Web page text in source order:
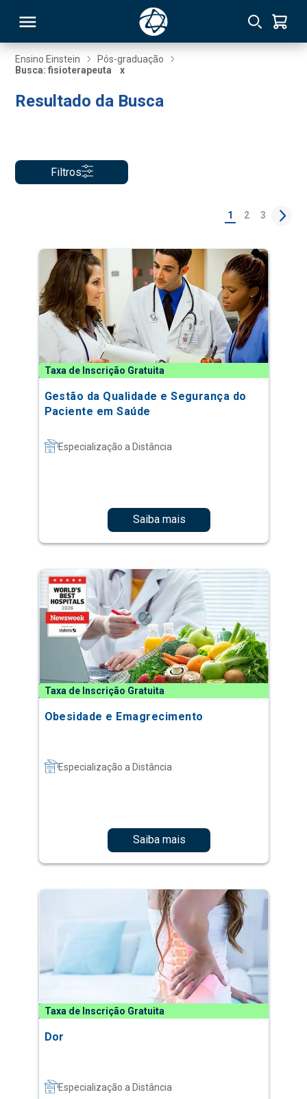
Ensino Einstein
Pós-graduação
Busca: fisioterapeuta
x
Resultado da Busca
Filtros
1 2 3
Taxa de Inscrição Gratuita
Gestão da Qualidade e Segurança do
Paciente em Saúde
Especialização a Distância
Saiba mais
Taxa de Inscrição Gratuita
Obesidade e Emagrecimento
Especialização a Distância
Saiba mais
Taxa de Inscrição Gratuita
Dor
Especialização a Distância